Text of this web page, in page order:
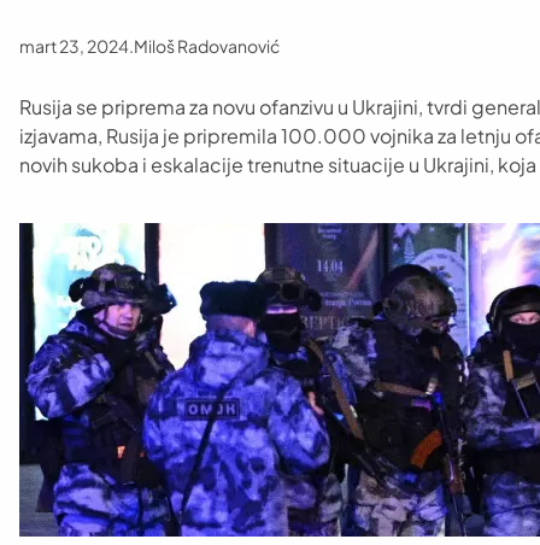
mart 23, 2024.Miloš Radovanović
Rusija se priprema za novu ofanzivu u Ukrajini, tvrdi
izjavama, Rusija je pripremila 100.000 vojnika za letnju
novih sukoba i eskalacije trenutne situacije u Ukrajini,